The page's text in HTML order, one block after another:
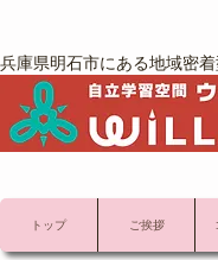
兵庫県明石市にある地域密着
トップ ご挨拶